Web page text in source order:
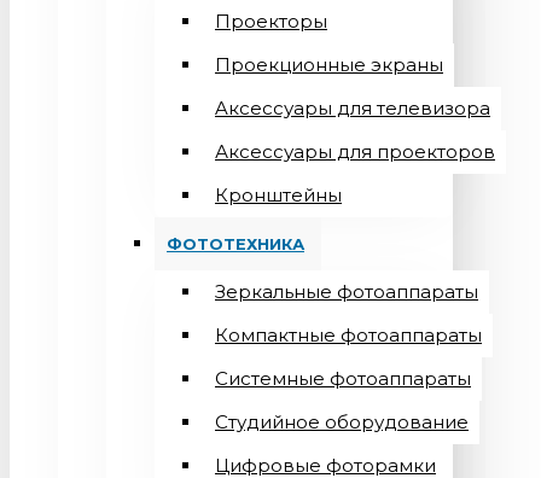
Проекторы
Проекционные экраны
Aксессуары для телевизора
Аксессуары для проекторов
Кронштейны
ФОТОТЕХНИКА
Зеркальные фотоаппараты
Компактные фотоаппараты
Системные фотоаппараты
Студийное оборудование
Цифровые фоторамки